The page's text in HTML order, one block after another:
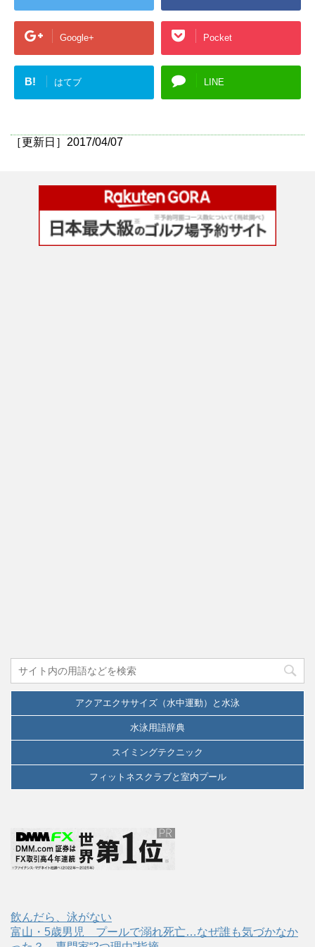
Google+ Pocket
B! はてブ LINE
［更新日］2017/04/07
アクアエクササイズ（水中運動）と水泳
水泳用語辞典
スイミングテクニック
フィットネスクラブと室内プール
飲んだら、泳がない
富山・5歳男児 プールで溺れ死亡…なぜ誰も気づかなか